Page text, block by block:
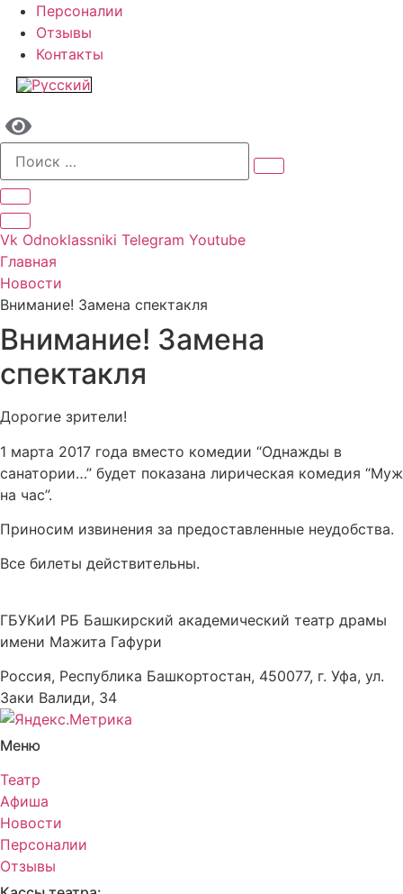
Персоналии
Отзывы
Контакты
Vk Odnoklassniki Telegram Youtube
Главная
Новости
Внимание! Замена спектакля
Внимание! Замена
спектакля
Дорогие зрители!
1 марта 2017 года вместо комедии “Однажды в
санатории…” будет показана лирическая комедия “Муж
на час”.
Приносим извинения за предоставленные неудобства.
Все билеты действительны.
ГБУКиИ РБ Башкирский академический театр драмы
имени Мажита Гафури
Россия, Республика Башкортостан, 450077, г. Уфа, ул.
Заки Валиди, 34
Меню
Театр
Афиша
Новости
Персоналии
Отзывы